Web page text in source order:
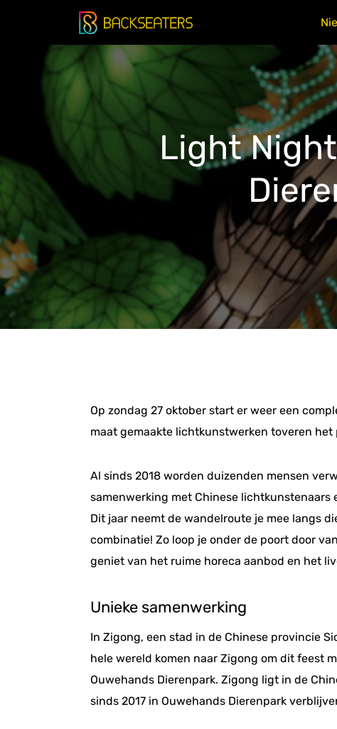
Light
Op zondag 27 oktober start er weer een
maat gemaakte lichtkunstwerken toveren
Al sinds 2018 worden duizenden mensen
samenwerking met Chinese
Dit jaar neemt de wandelroute je mee langs
combinatie! Zo loop je onder de poort door
geniet van het ruime horeca aanbod en het
Unieke samenwerking
In Zigong, een stad in de Chinese provincie
hele wereld komen naar Zigong om dit feest
Ouwehands Dierenpark. Zigong ligt in de
sinds 2017 in Ouwehands Dierenpark